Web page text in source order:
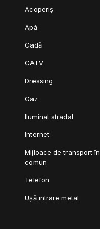
Acoperiș
Apă
Cadă
CATV
Dressing
Gaz
Iluminat stradal
Internet
Mijloace de transport în
comun
Telefon
Ușă intrare metal